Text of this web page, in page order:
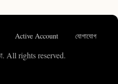
Active Account যোগাযোগ
All rights reserved.